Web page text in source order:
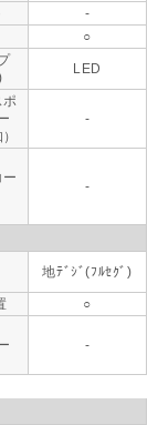
-
○
LED
ポ
-
ー
-
地ﾃﾞｼﾞ(ﾌﾙｾｸﾞ)
○
-